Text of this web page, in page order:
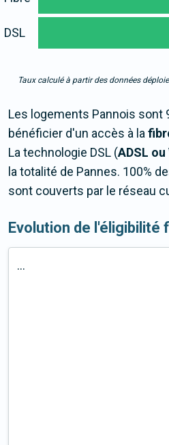
DSL
Taux calculé à partir des données
Les logements Pannois sont
bénéficier d'un accès à la
La technologie DSL (ADSL ou
la totalité de Pannes. 100%
sont couverts par le réseau
Evolution de l'éligibilité
...